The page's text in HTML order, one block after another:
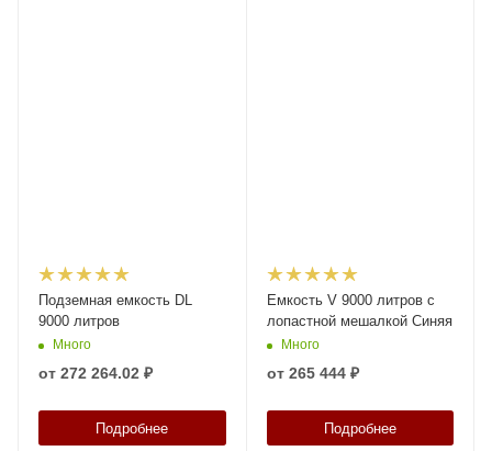
Подземная емкость DL
9000 литров
Много
от 272 264.02 ₽
Подробнее
Емкость V 9000 литров с
лопастной мешалкой Синяя
Много
от 265 444 ₽
Подробнее